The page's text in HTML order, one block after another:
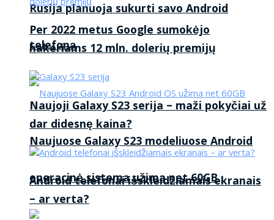
Rusija planuoja sukurti savo Android
telefoną
Naujuose Galaxy S23 modeliuose Android
operacinė sistema užima net 60GB
Per 2022 metus Google sumokėjo
hakeriams 12 mln. dolerių premijų
Naujoji Galaxy S23 serija – maži pokyčiai už
dar didesnę kaina?
Android telefonai išskleidžiamais ekranais
– ar verta?